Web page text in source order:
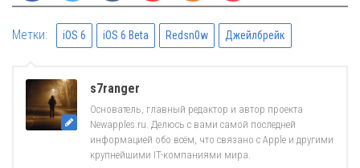
Метки: iOS 6 iOS 6 Beta Redsn0w Джейлбрейк
s7ranger
Основатель, главный редактор и автор проекта
Newapples.ru. Делюсь с вами самой последней
информацией обо всём, что связано с Apple и другими
крупнейшими IT-компаниями мира.